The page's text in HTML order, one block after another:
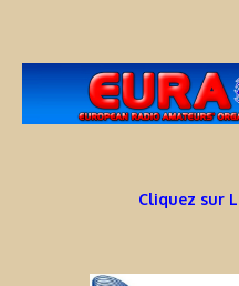
Cliquez sur